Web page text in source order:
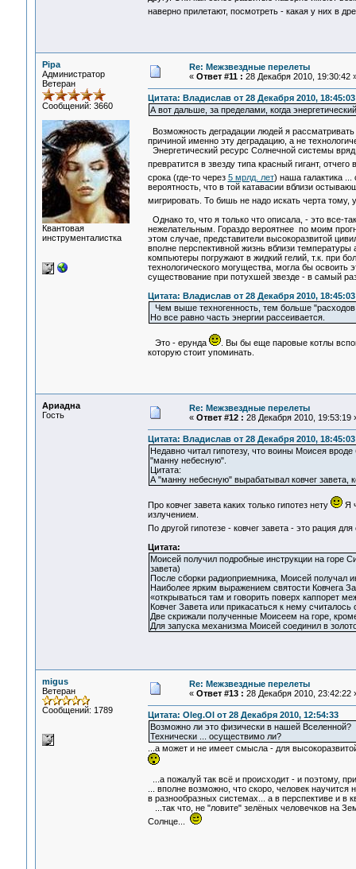
наверно прилетают, посмотреть - какая у них в
Pipa
Администратор
Ветеран
Сообщений: 3660
Квантовая
инструменталистка
Re: Межзвездные перелеты
« Ответ #11 : 28 Декабря 2010, 19:30:42
Цитата: Владислав от 28 Декабря 2010, 18:45:03
А вот дальше, за пределами, когда
Возможность деградации людей я
причиной именно эту деградацию, а не
Энергетический ресурс Солнечной системы
превратится в звезду типа красный гигант,
срока (где-то через 5 мрлд. лет) наша галактика ...
вероятность, что в той катавасии вблизи
мигрировать. То бишь не надо искать черта тому,
Однако то, что я только что описала, - это все-
нежелательным. Гораздо вероятнее по моим
этом случае, представители высокоразвитой
вполне перспективной жизнь вблизи
компьютеры погружают в жидкий гелий, т.к. при
технологического могущества, могла бы освоить
существование при потухшей звезде - в самый
Цитата: Владислав от 28 Декабря 2010, 18:45:03
Чем выше техногенность, тем больше
Но все равно часть энергии рассеивается.
Это - ерунда
. Вы бы еще паровые котлы
которую стоит упоминать.
Ариадна
Гость
Re: Межзвездные перелеты
« Ответ #12 : 28 Декабря 2010, 19:53:19
Цитата: Владислав от 28 Декабря 2010, 18:45:03
Недавно читал гипотезу, что воины Моисея
"манну небесную".
Цитата:
А "манну небесную" вырабатывал ковчег завета,
Про ковчег завета каких только гипотез нету
Я
излучением.
По другой гипотезе - ковчег завета - это рация
Цитата:
Моисей получил подробные инструкции на горе
завета)
После сборки радиоприемника, Моисей получал
Наиболее ярким выражением святости Ковчега
«открываться там и говорить поверх каппорет
Ковчег Завета или прикасаться к нему
Две скрижали полученные Моисеем на горе,
Для запуска механизма Моисей соединил в
migus
Ветеран
Сообщений: 1789
Re: Межзвездные перелеты
« Ответ #13 : 28 Декабря 2010, 23:42:22
Цитата: Oleg.Ol от 28 Декабря 2010, 12:54:33
Возможно ли это физически в нашей Вселенной?
Техничеcки ... осуществимо ли?
...а может и не имеет смысла - для
...а пожалуй так всё и происходит - и поэтому,
... вполне возможно, что скоро, человек
в разнообразных системах... а в перспективе и в
...так что, не "ловите" зелёных человечков на
Солнце...